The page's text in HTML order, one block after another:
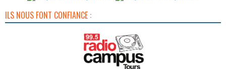
ILS NOUS FONT CONFIANCE :